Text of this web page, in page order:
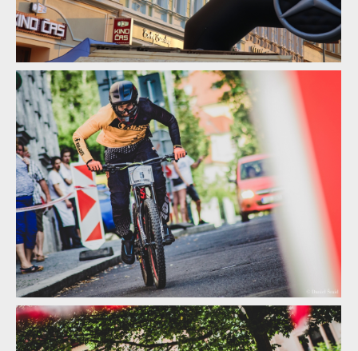
Report: Erik Irmisch ukořistil King of City Downhill
Report: Erik Irmisch ukořistil King of City Downhill
Report: Erik Irmisch ukořistil King of City Downhill
Report: Erik Irmisch ukořistil King of City Downhill